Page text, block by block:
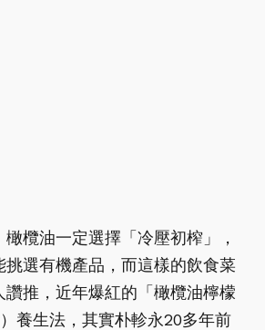
欖油一定選擇「冷壓初榨」，
選有機產品，而這樣的飲食菜
推，近年爆紅的「橄欖油檸檬
養生法，其實朴軫永20多年前